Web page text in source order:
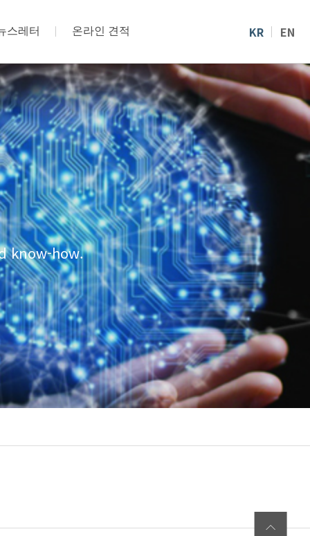
스레터 온라인 견적 KR EN
know-how.